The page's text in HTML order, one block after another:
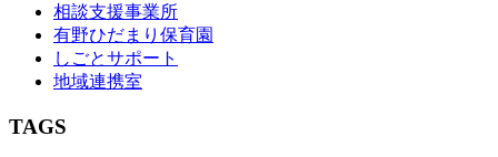
相談支援事業所
有野ひだまり保育園
しごとサポート
地域連携室
TAGS